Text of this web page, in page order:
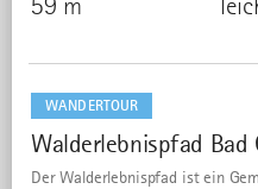
WANDERTOUR
13
Walderlebnispfad Bad
Der Walderlebnispfad ist ein
dazu